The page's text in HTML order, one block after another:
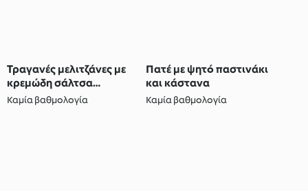
Τραγανές μελιτζάνες με
κρεμώδη σάλτσα
κουλούμπρας
Καμία βαθμολογία
Πατέ με ψητό παστινάκι
και κάστανα
Καμία βαθμολογία